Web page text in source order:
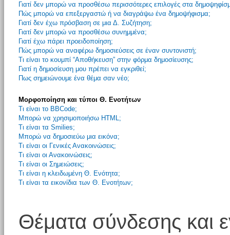
Γιατί δεν μπορώ να προσθέσω περισσότερες επιλογές στα
Πώς μπορώ να επεξεργαστώ ή να διαγράψω ένα δημοψήφισμα;
Γιατί δεν έχω πρόσβαση σε μια Δ. Συζήτηση;
Γιατί δεν μπορώ να προσθέσω συνημμένα;
Γιατί έχω πάρει προειδοποίηση;
Πώς μπορώ να αναφέρω δημοσιεύσεις σε έναν συντονιστή;
Τι είναι το κουμπί “Αποθήκευση” στην φόρμα δημοσίευσης;
Γιατί η δημοσίευση μου πρέπει να εγκριθεί;
Πως σημειώνουμε ένα θέμα σαν νέο;
Μορφοποίηση και τύποι Θ. Ενοτήτων
Τι είναι το BBCode;
Μπορώ να χρησιμοποιήσω HTML;
Τι είναι τα Smilies;
Μπορώ να δημοσιεύω μια εικόνα;
Τι είναι οι Γενικές Ανακοινώσεις;
Τι είναι οι Ανακοινώσεις;
Τι είναι οι Σημειώσεις;
Τι είναι η κλειδωμένη Θ. Ενότητα;
Τι είναι τα εικονίδια των Θ. Ενοτήτων;
Θέματα σύνδεσης και